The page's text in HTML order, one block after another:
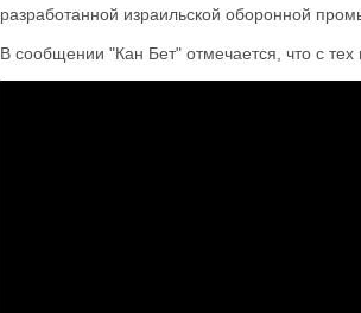
разработанной израильской оборонной
В сообщении "Кан Бет" отмечается, что с